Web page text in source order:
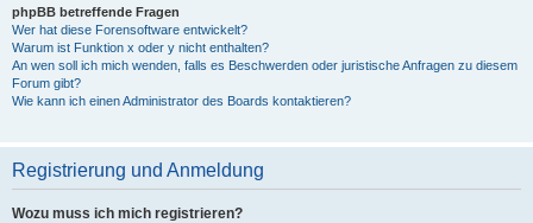
phpBB betreffende Fragen
Wer hat diese Forensoftware entwickelt?
Warum ist Funktion x oder y nicht enthalten?
An wen soll ich mich wenden, falls es Beschwerden oder juristische Anfragen zu diesem
Forum gibt?
Wie kann ich einen Administrator des Boards kontaktieren?
Registrierung und Anmeldung
Wozu muss ich mich registrieren?